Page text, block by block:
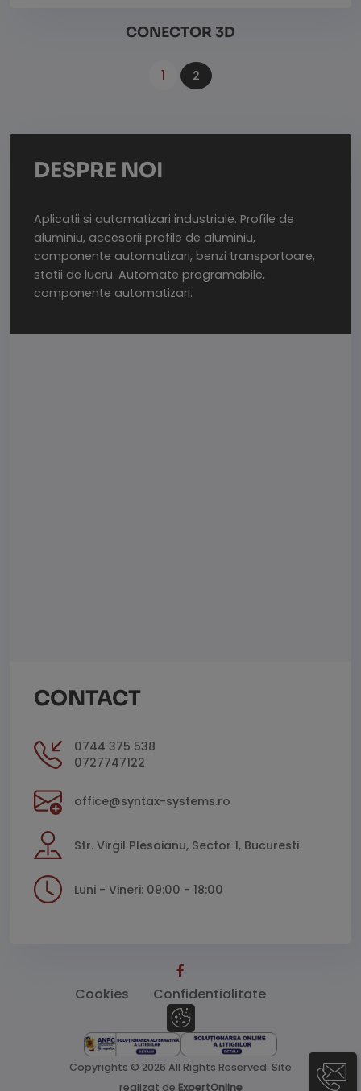
CONECTOR 3D
1 2
DESPRE NOI
Aplicatii si automatizari industriale. Profile de
aluminiu, accesorii profile de aluminiu,
componente automatizari, benzi transportoare,
statii de lucru. Automate programabile,
componente automatizari.
CONTACT
0744 375 538
0727747122
office@syntax-systems.ro
Str. Virgil Plesoianu, Sector 1, Bucuresti
Luni - Vineri: 09:00 - 18:00
Copyrights © 2026 All Rights Reserved. Site
realizat de ExpertOnline
Cookies Confidentialitate